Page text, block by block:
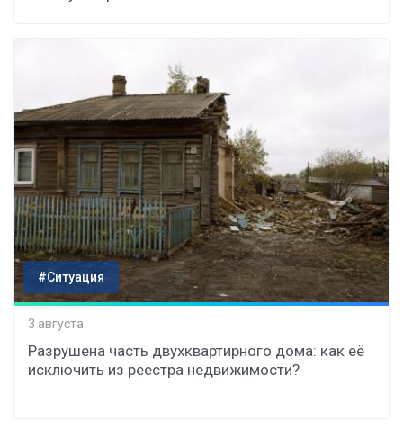
#Ситуация
3 августа
Разрушена часть двухквартирного дома: как её
исключить из реестра недвижимости?